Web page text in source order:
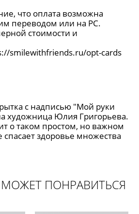
что оплата возможна
переводом или на РС.
стоимости и
smilewithfriends.ru/opt-cards
с надписью "Мой руки
художница Юлия Григорьева.
о таком простом, но важном
спасает здоровье множества
ПОНРАВИТЬСЯ